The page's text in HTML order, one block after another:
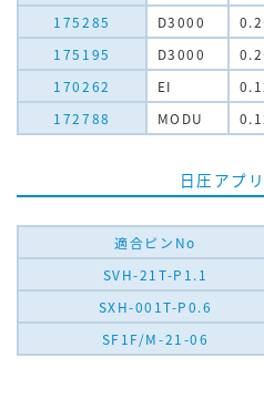
175285
D3000
175195
D3000
170262
EI
172788
MODU
日圧アプ
適合ピンNo
SVH-21T-P1.1
SXH-001T-P0.6
SF1F/M-21-06